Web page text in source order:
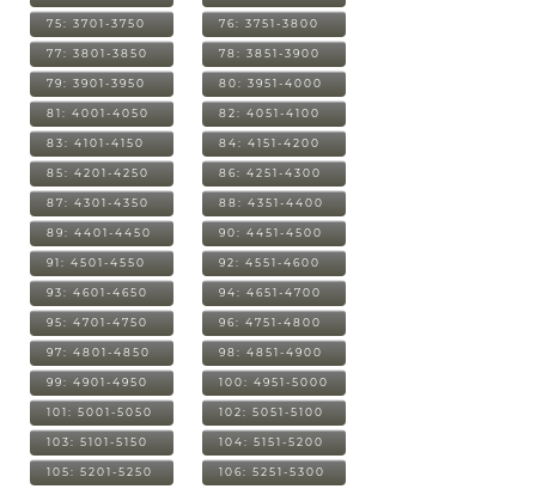
75: 3701-3750 76: 3751-3800
77: 3801-3850 78: 3851-3900
79: 3901-3950 80: 3951-4000
81: 4001-4050 82: 4051-4100
83: 4101-4150 84: 4151-4200
85: 4201-4250 86: 4251-4300
87: 4301-4350 88: 4351-4400
89: 4401-4450 90: 4451-4500
91: 4501-4550 92: 4551-4600
93: 4601-4650 94: 4651-4700
95: 4701-4750 96: 4751-4800
97: 4801-4850 98: 4851-4900
99: 4901-4950 100: 4951-5000
101: 5001-5050 102: 5051-5100
103: 5101-5150 104: 5151-5200
105: 5201-5250 106: 5251-5300